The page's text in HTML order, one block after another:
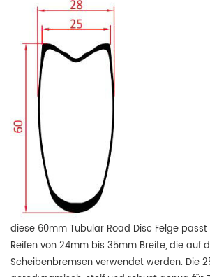
diese 60mm Tubular Road Disc Felge
Reifen von 24mm bis 35mm Breite, die auf
Scheibenbremsen verwendet werden. Die